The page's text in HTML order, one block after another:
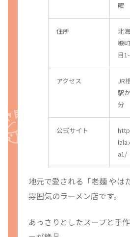
曜
住所
北
糠
目
アクセス
JR
駅
分
公式サイト
a1/
地元で愛される「老麺 やは
雰囲気のラーメン店です。
あっさりとしたスープと手